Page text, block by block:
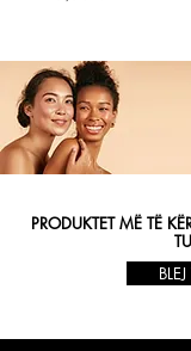
PRODUKTET MË TË